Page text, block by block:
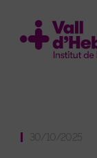
contenido
30/10/2025